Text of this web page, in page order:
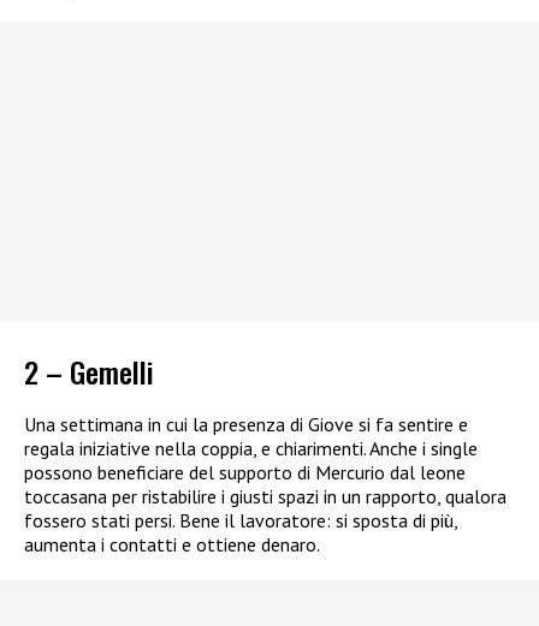
2 – Gemelli
Una settimana in cui la presenza di Giove si fa sentire e
regala iniziative nella coppia, e chiarimenti. Anche i single
possono beneficiare del supporto di Mercurio dal leone
toccasana per ristabilire i giusti spazi in un rapporto, qualora
fossero stati persi. Bene il lavoratore: si sposta di più,
aumenta i contatti e ottiene denaro.